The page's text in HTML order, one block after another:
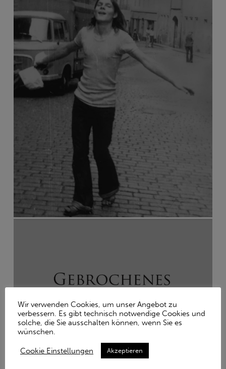
Wir verwenden Cookies, um unser Angebot zu
verbessern. Es gibt technisch notwendige Cookies und
solche, die Sie ausschalten können, wenn Sie es
wünschen.
Cookie Einstellungen Akzeptieren